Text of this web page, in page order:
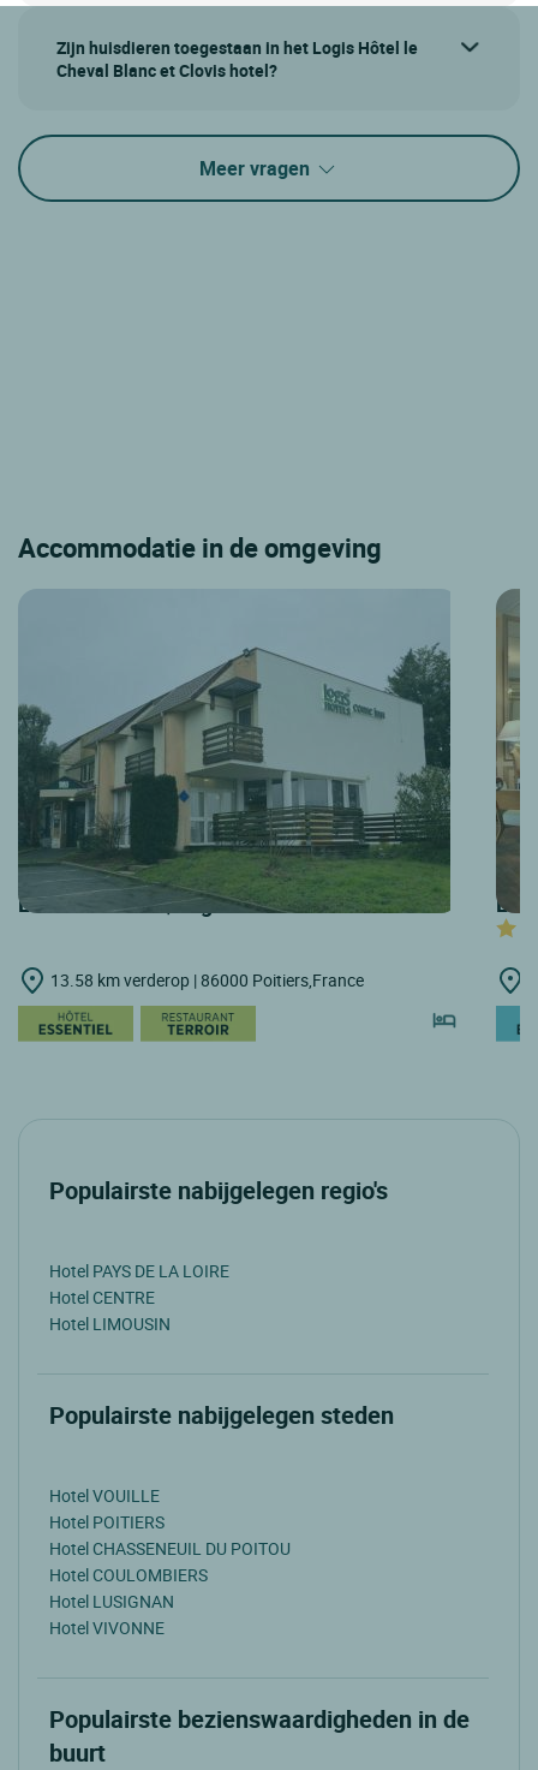
Zijn huisdieren toegestaan in het Logis Hôtel le
Cheval Blanc et Clovis hotel?
Meer vragen
Accommodatie in de omgeving
LOGIS HOTELS | Logis Hôtel Come Inn
13.58 km verderop | 86000 Poitiers,France
Populairste nabijgelegen regio's
Hotel PAYS DE LA LOIRE
Hotel CENTRE
Hotel LIMOUSIN
Populairste nabijgelegen steden
Hotel VOUILLE
Hotel POITIERS
Hotel CHASSENEUIL DU POITOU
Hotel COULOMBIERS
Hotel LUSIGNAN
Hotel VIVONNE
Populairste bezienswaardigheden in de
buurt